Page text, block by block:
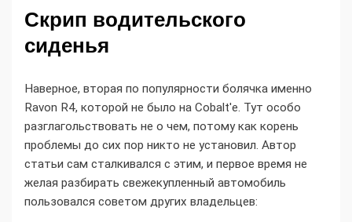
Скрип водительского
сиденья
Наверное, вторая по популярности болячка именно
Ravon R4, которой не было на Cobalt'e. Тут особо
разглагольствовать не о чем, потому как корень
проблемы до сих пор никто не установил. Автор
статьи сам сталкивался с этим, и первое время не
желая разбирать свежекупленный автомобиль
пользовался советом других владельцев: